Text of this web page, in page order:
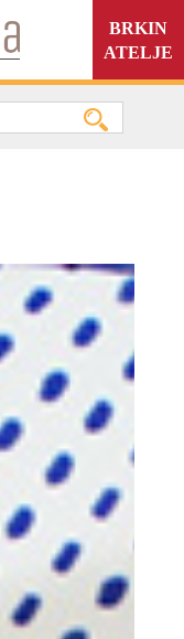
BRKIN
ATELJE